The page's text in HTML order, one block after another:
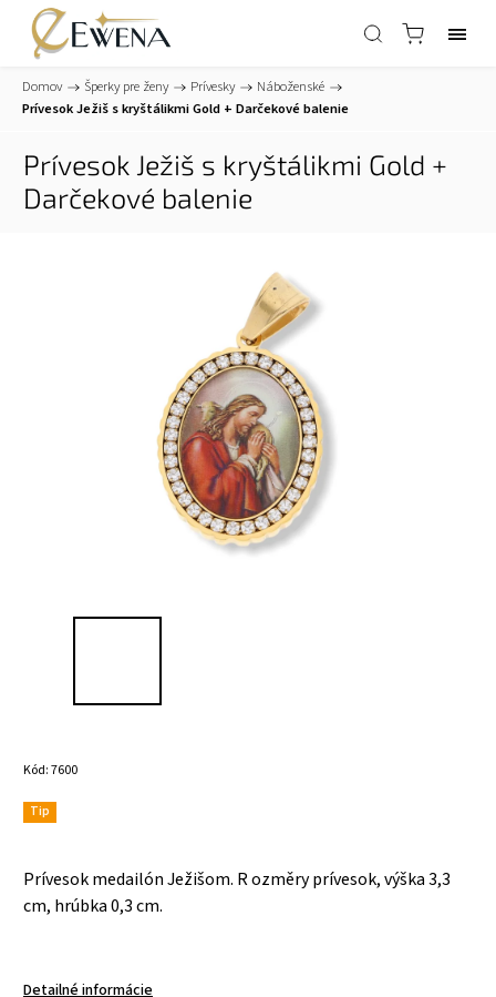
Domov / Šperky pre ženy / Prívesky / Náboženské /
Prívesok Ježiš s kryštálikmi Gold + Darčekové balenie
Prívesok Ježiš s kryštálikmi Gold +
Darčekové balenie
Kód:7600
Tip
Prívesok medailón Ježišom. Rozměry prívesok,výška 3,3
cm, hrúbka 0,3 cm.
Detailné informácie